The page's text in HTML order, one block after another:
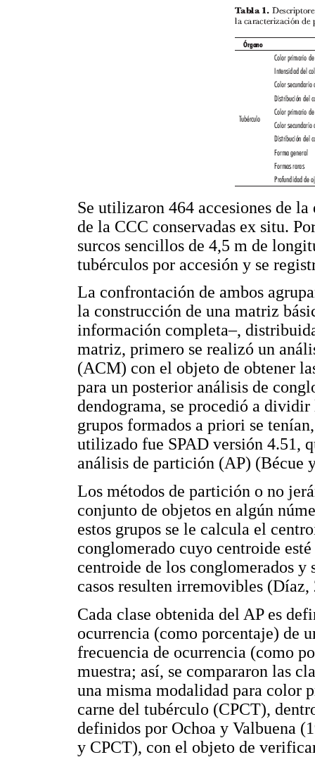
Se utilizaron 464 accesiones de
de la CCC conservadas ex situ.
surcos sencillos de 4,5 m de
tubérculos por accesión y se
La confrontación de ambos
la construcción de una matriz
información completa–,
matriz, primero se realizó un
(ACM) con el objeto de obtener
para un posterior análisis de
dendograma, se procedió a dividir
grupos formados a priori se
utilizado fue SPAD versión 4.51,
análisis de partición (AP) (Bécue
Los métodos de partición o no
conjunto de objetos en algún
estos grupos se le calcula el
conglomerado cuyo centroide
centroide de los conglomerados y
casos resulten irremovibles (Díaz,
Cada clase obtenida del AP es
ocurrencia (como porcentaje) de
frecuencia de ocurrencia (como
muestra; así, se compararon las
una misma modalidad para color
carne del tubérculo (CPCT),
definidos por Ochoa y Valbuena
y CPCT), con el objeto de